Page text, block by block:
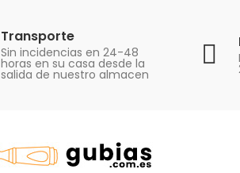
Transporte
Sin incidencias en 24-48
horas en su casa desde la
salida de nuestro almacen